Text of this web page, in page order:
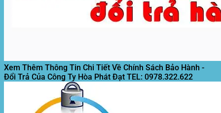
Xem Thêm Thông Tin Chi Tiết Về Chính Sách Bảo Hành -
Đổi Trả Của Công Ty Hòa Phát Đạt TEL: 0978.322.622